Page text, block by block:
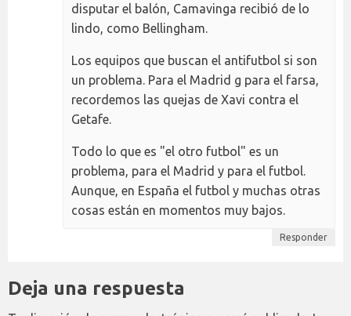
disputar el balón, Camavinga recibió de lo
lindo, como Bellingham.
Los equipos que buscan el antifutbol si son
un problema. Para el Madrid g para el farsa,
recordemos las quejas de Xavi contra el
Getafe.
Todo lo que es "el otro futbol" es un
problema, para el Madrid y para el futbol.
Aunque, en España el futbol y muchas otras
cosas están en momentos muy bajos.
Responder
Deja una respuesta